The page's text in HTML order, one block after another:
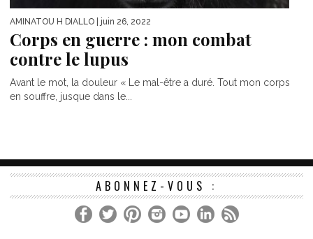
AMINATOU H DIALLO | juin 26, 2022
Corps en guerre : mon combat
contre le lupus
Avant le mot, la douleur « Le mal-être a duré. Tout mon corps
en souffre, jusque dans le...
ABONNEZ-VOUS :